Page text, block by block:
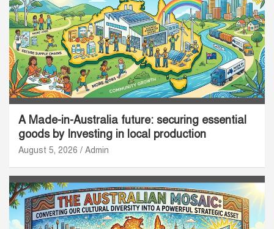
A Made-in-Australia future: securing essential
goods by Investing in local production
August 5, 2026 Admin